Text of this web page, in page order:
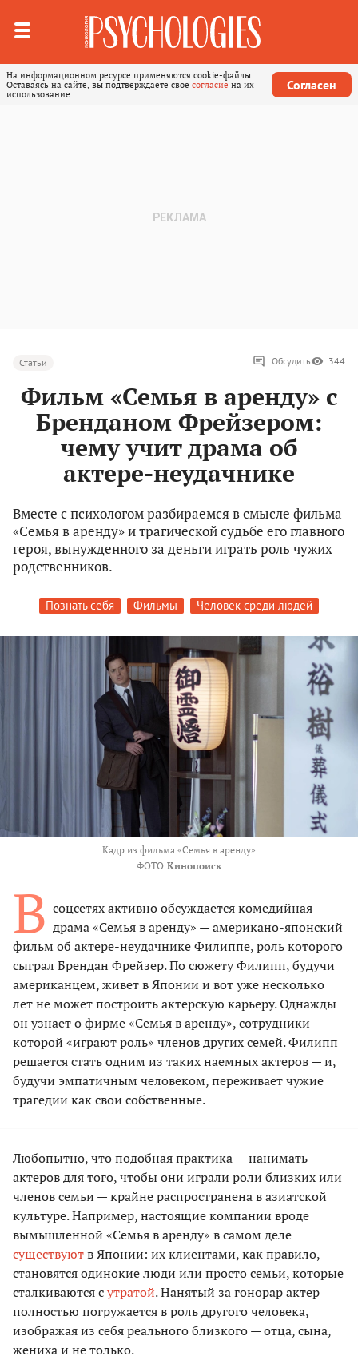
На информационном ресурсе применяются cookie-файлы.
Оставаясь на сайте, вы подтверждаете свое согласие на их
использование.
Согласен
Статьи Обсудить 344
Фильм «Семья в аренду» с
Бренданом Фрейзером:
чему учит драма об
актере-неудачнике
Вместе с психологом разбираемся в смысле фильма
«Семья в аренду» и трагической судьбе его главного
героя, вынужденного за деньги играть роль чужих
родственников.
Познать себя Фильмы Человек среди людей
Кадр из фильма «Семья в аренду»
ФОТО Кинопоиск
В соцсетях активно обсуждается комедийная
драма «Семья в аренду» — американо-японский
фильм об актере-неудачнике Филиппе, роль которого
сыграл Брендан Фрейзер. По сюжету Филипп, будучи
американцем, живет в Японии и вот уже несколько
лет не может построить актерскую карьеру. Однажды
он узнает о фирме «Семья в аренду», сотрудники
которой «играют роль» членов других семей. Филипп
решается стать одним из таких наемных актеров — и,
будучи эмпатичным человеком, переживает чужие
трагедии как свои собственные.
Любопытно, что подобная практика — нанимать
актеров для того, чтобы они играли роли близких или
членов семьи — крайне распространена в азиатской
культуре. Например, настоящие компании вроде
вымышленной «Семья в аренду» в самом деле
существуютв Японии: их клиентами, как правило,
становятся одинокие люди или просто семьи, которые
сталкиваются сутратой. Нанятый за гонорар актер
полностью погружается в роль другого человека,
изображая из себя реального близкого — отца, сына,
жениха и не только.